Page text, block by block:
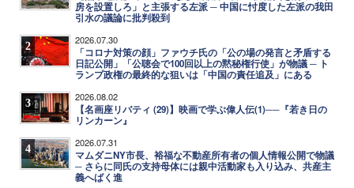
房を設置しろ」と主張する左派 ─ 中国に忖度した左派の我田
引水の議論に批判殺到
2 2026.07.30
「コロナ対策の顔」ファウチ氏の「公の場の発言と矛盾する
日記公開」「公聴会で100回以上の黙秘権行使」が物議 ─ ト
ランプ政権の最終的な狙いは「中国の責任追及」にある
3 2026.08.02
【名画座リバティ (29)】映画で学ぶ偉人伝(1)──『若き日の
リンカーン』
4 2026.07.31
マムダニNY市長、裕福な不動産所有者の個人情報公開で物議
─ さらに同氏の支持母体には親中活動家も入り込み、共産主
義へばく進